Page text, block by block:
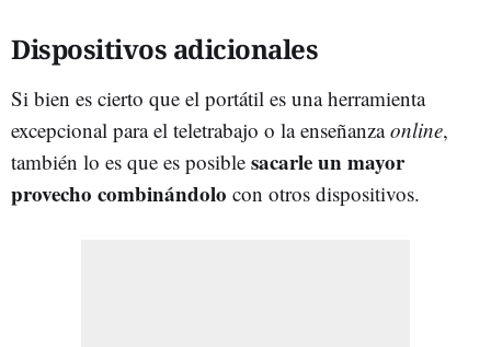
Dispositivos adicionales
Si bien es cierto que el portátil es una herramienta
excepcional para el teletrabajo o la enseñanzaonline,
también lo es que es posible sacarle un mayor
provecho combinándolo con otros dispositivos.